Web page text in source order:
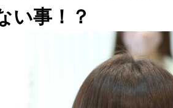
い事！？